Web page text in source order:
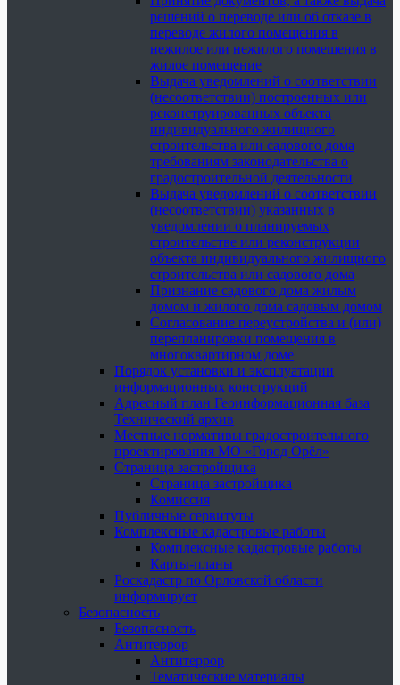
решений о переводе или об отказе в
переводе жилого помещения в
нежилое или нежилого помещения в
жилое помещение
Выдача уведомлений о соответствии
(несоответствии) построенных или
реконструированных объекта
индивидуального жилищного
строительства или садового дома
требованиям законодательства о
градостроительной деятельности
Выдача уведомлений о соответствии
(несоответствии) указанных в
уведомлении о планируемых
строительстве или реконструкции
объекта индивидуального жилищного
строительства или садового дома
Признание садового дома жилым
домом и жилого дома садовым домом
Согласование переустройства и (или)
перепланировки помещения в
многоквартирном доме
Порядок установки и эксплуатации
информационных конструкций
Адресный план Геоинформационная база
Технический архив
Местные нормативы градостроительного
проектирования МО «Город Орёл»
Страница застройщика
Страница застройщика
Комиссия
Публичные сервитуты
Комплексные кадастровые работы
Комплексные кадастровые работы
Карты-планы
Роскадастр по Орловской области
информирует
Безопасность
Безопасность
Антитеррор
Антитеррор
Тематические материалы